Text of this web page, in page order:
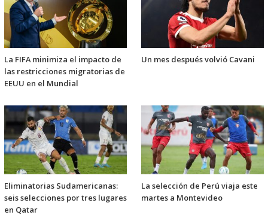
La FIFA minimiza el impacto de
las restricciones migratorias de
EEUU en el Mundial
Un mes después volvió Cavani
Eliminatorias Sudamericanas:
seis selecciones por tres lugares
en Qatar
La selección de Perú viaja este
martes a Montevideo